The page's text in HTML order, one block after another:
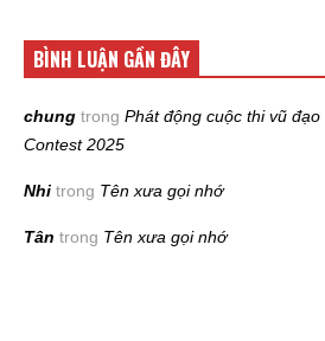
BÌNH LUẬN GẦN ĐÂY
chung trong Phát động cuộc thi vũ
Contest 2025
Nhi trong Tên xưa gọi nhớ
Tân trong Tên xưa gọi nhớ